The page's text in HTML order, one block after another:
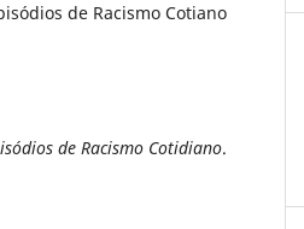
de Racismo Cotiano
de Racismo Cotidiano.